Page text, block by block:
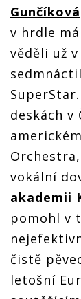
Gunčíková
v hrdle
věděli už
deskách v
vokální
akademii
pomohl v
čistě
letošní